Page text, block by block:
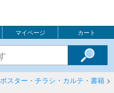
マイページ カート
ポスター・チラシ・カルテ・書籍 >